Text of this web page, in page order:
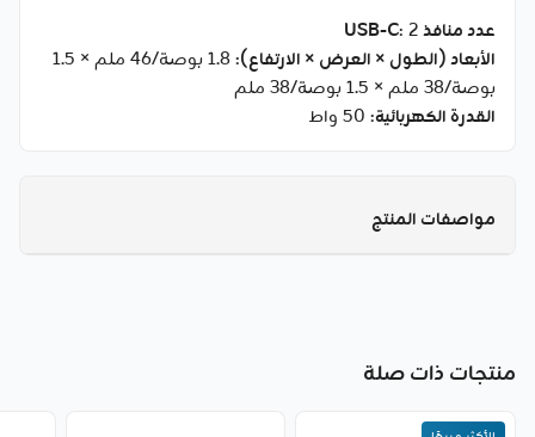
عدد منافذ USB-C: 2
الأبعاد (الطول × العرض × الارتفاع)
: 1.8 بوصة/46 ملم × 1.5
بوصة/38 ملم × 1.5 بوصة/38 ملم
القدرة الكهربائية: 50 واط
مواصفات المنتج
منتجات ذات صلة